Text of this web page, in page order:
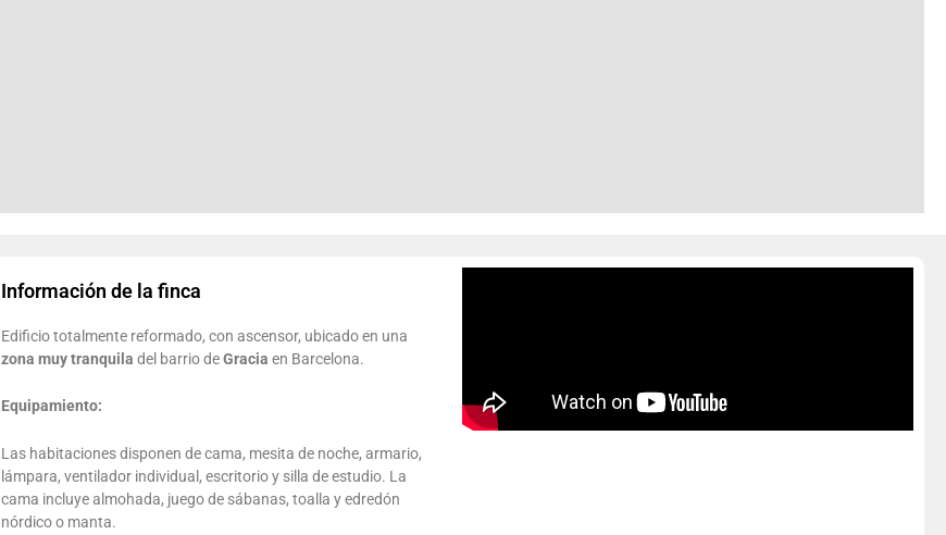
Información de la finca
Edificio totalmente reformado, con ascensor, ubicado en una
zona muy tranquila del barrio deGracia en Barcelona.
Equipamiento:
Las habitaciones disponen de cama, mesita de noche, armario,
lámpara, ventilador individual, escritorio y silla de estudio. La
cama incluye almohada, juego de sábanas, toalla y edredón
nórdico o manta.